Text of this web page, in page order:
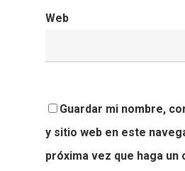
Web
Guardar mi nombre,
y sitio web en este
próxima vez que haga un